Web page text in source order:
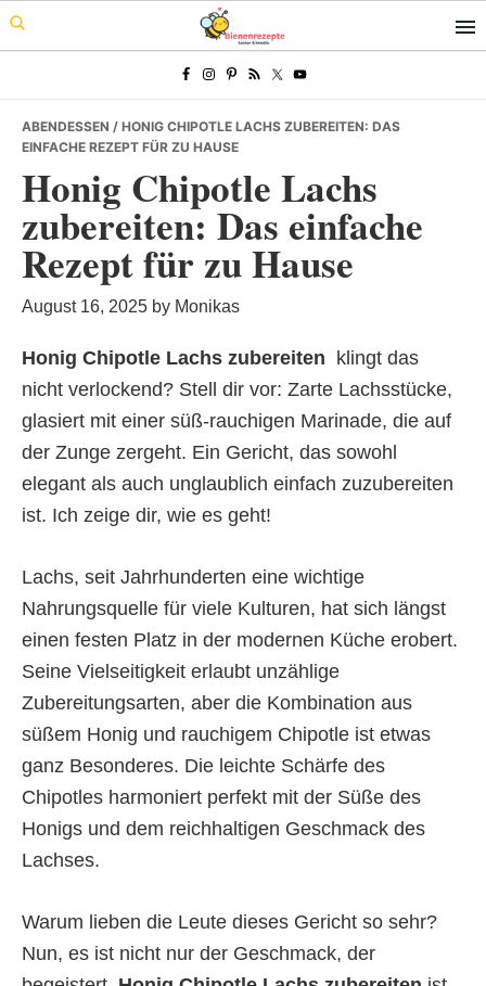
Skip
to
Skip
to
Skip
to
ABENDESSEN / HONIG CHIPOTLE LACHS ZUBEREITEN: DAS
EINFACHE REZEPT FÜR ZU HAUSE
Honig Chipotle Lachs
zubereiten: Das einfache
Rezept für zu Hause
August 16, 2025 by Monikas
Honig Chipotle Lachs zubereiten  klingt das
nicht verlockend? Stell dir vor: Zarte Lachsstücke,
glasiert mit einer süß-rauchigen Marinade, die auf
der Zunge zergeht. Ein Gericht, das sowohl
elegant als auch unglaublich einfach zuzubereiten
ist. Ich zeige dir, wie es geht!
Lachs, seit Jahrhunderten eine wichtige
Nahrungsquelle für viele Kulturen, hat sich längst
einen festen Platz in der modernen Küche erobert.
Seine Vielseitigkeit erlaubt unzählige
Zubereitungsarten, aber die Kombination aus
süßem Honig und rauchigem Chipotle ist etwas
ganz Besonderes. Die leichte Schärfe des
Chipotles harmoniert perfekt mit der Süße des
Honigs und dem reichhaltigen Geschmack des
Lachses.
Warum lieben die Leute dieses Gericht so sehr?
Nun, es ist nicht nur der Geschmack, der